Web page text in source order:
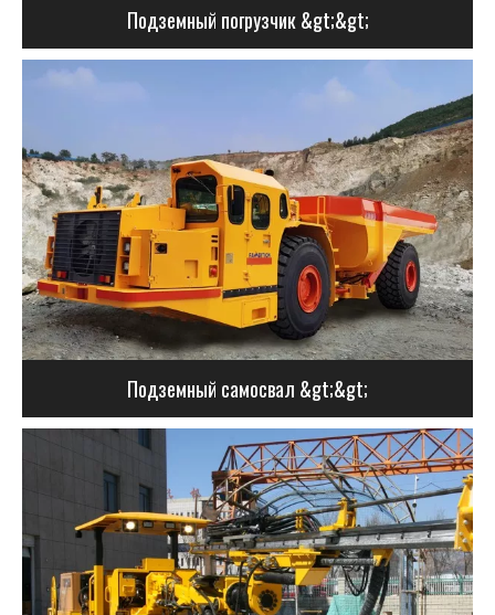
Подземный погрузчик &gt;&gt;
Подземный самосвал &gt;&gt;